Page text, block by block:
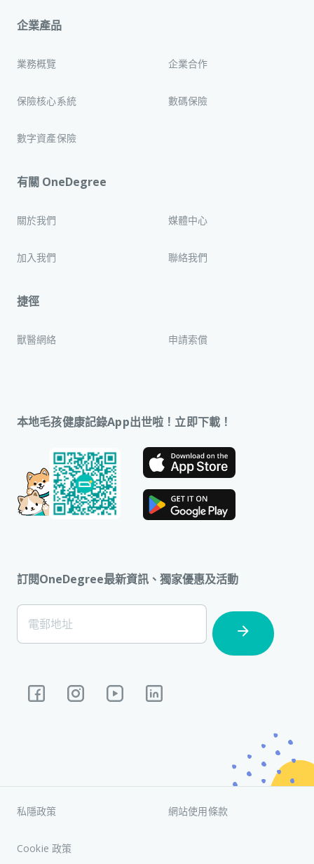
企業產品
業務概覽 企業合作
保險核心系統 數碼保險
數字資產保險
有關 OneDegree
關於我們 媒體中心
加入我們 聯絡我們
捷徑
獸醫網絡 申請索償
本地毛孩健康記錄App出世啦！立即下載！
訂閱OneDegree最新資訊、獨家優惠及活動
[Footer]
Subscription
電郵地址
私隱政策 網站使用條款
Cookie 政策